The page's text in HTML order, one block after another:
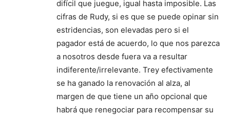
difícil que juegue, igual hasta imposible. Las
cifras de Rudy, si es que se puede opinar sin
estridencias, son elevadas pero si el
pagador está de acuerdo, lo que nos parezca
a nosotros desde fuera va a resultar
indiferente/irrelevante. Trey efectivamente
se ha ganado la renovación al alza, al
margen de que tiene un año opcional que
habrá que renegociar para recompensar su